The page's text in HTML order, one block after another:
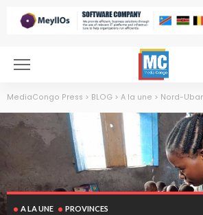
MediaCongo Press > BLOG > A la une > Nord-Ubangi : les
A LA UNE PROVINCES